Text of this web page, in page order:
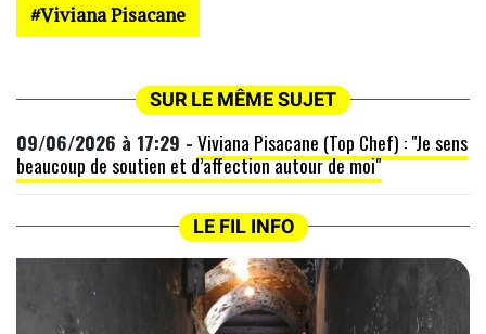
Viviana Pisacane
SUR LE MÊME SUJET
09/06/2026 à 17:29 -Viviana Pisacane (Top Chef) : "Je sens
beaucoup de soutien et d’affection autour de moi"
LE FIL INFO